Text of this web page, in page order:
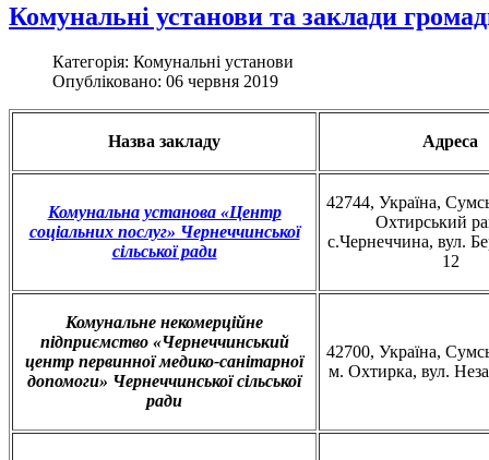
Комунальні установи та заклади
Категорія: Комунальні установи
Опубліковано: 06 червня 2019
Назва закладу Адреса
Комунальна установа «Центр
соціальних послуг» Чернеччинської
сільської ради
42744, Україна,
Охтирський
с.Чернеччина, вул.
12
Комунальне некомерційне
підприємство «Чернеччинський
центр первинної медико-санітарної
допомоги» Чернеччинської сільської
ради
42700, Україна,
м. Охтирка, вул.